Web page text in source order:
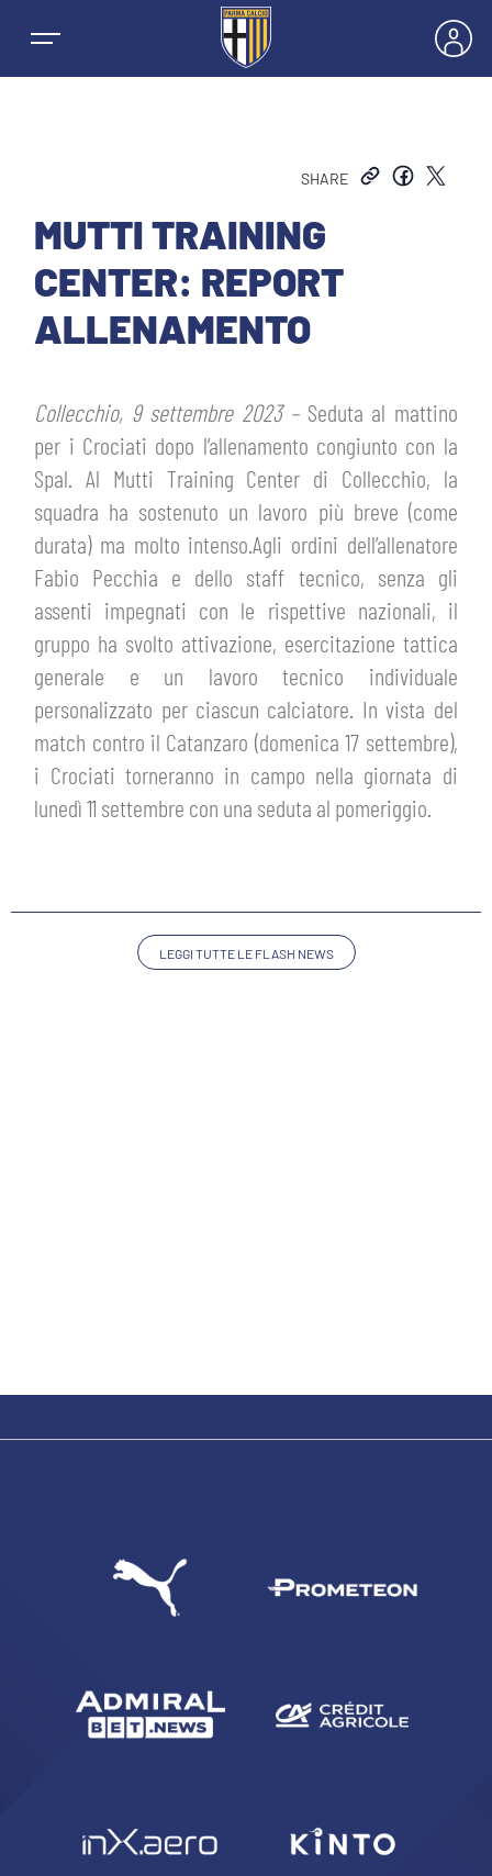
NEWS
SQUADRE
PRIMA SQUADRA MASCHILE
PRIMA SQUADRA FEMMINILE
GIOVANILE MASCHILE
GIOVANILE FEMMINILE
MASCHILE
FEMMINILE
HOSPITALITY
HOSPITALITY
MUSEUM CLUB EXPERIENCE
BIGLIETTI
ABBONAMENTI
INFO BIGLIETTI
TARDINI CARD
INFORMAZIONI ACCREDITI
TICKET GIFT CARD
SHOP
ESPORTS
IL CLUB
ORGANIGRAMMA
MUTTI TRAINING CENTER
STADIO TARDINI
SHARE
MUTTI TRAINING
CENTER: REPORT
ALLENAMENTO
Collecchio, 9 settembre 2023 – Seduta al mattino
per i Crociati dopo l’allenamento congiunto con la
Spal. Al Mutti Training Center di Collecchio, la
squadra ha sostenuto un lavoro più breve (come
durata) ma molto intenso.Agli ordini dell’allenatore
Fabio Pecchia e dello staff tecnico, senza gli
assenti impegnati con le rispettive nazionali, il
gruppo ha svolto attivazione, esercitazione tattica
generale e un lavoro tecnico individuale
personalizzato per ciascun calciatore. In vista del
match contro il Catanzaro (domenica 17 settembre),
i Crociati torneranno in campo nella giornata di
lunedì 11 settembre con una seduta al pomeriggio.
LEGGI TUTTE LE FLASH NEWS